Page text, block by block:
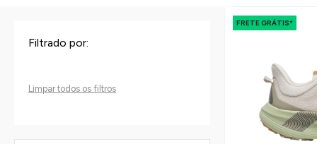
Filtrado por:
Limpar todos os filtros
FRETE GRÁTIS*